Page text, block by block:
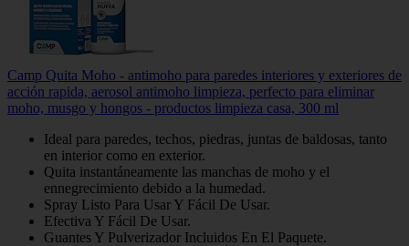
Camp Quita Moho - antimoho para paredes interiores y exteriores de
acción rapida, aerosol antimoho limpieza, perfecto para eliminar
moho, musgo y hongos - productos limpieza casa, 300 ml
Ideal para paredes, techos, piedras, juntas de baldosas, tanto
en interior como en exterior.
Quita instantáneamente las manchas de moho y el
ennegrecimiento debido a la humedad.
Spray Listo Para Usar Y Fácil De Usar.
Efectiva Y Fácil De Usar.
Guantes Y Pulverizador Incluidos En El Paquete.